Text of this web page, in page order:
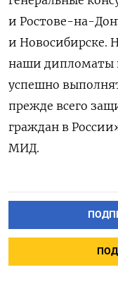
и Ростове-на-
и Новосибирске.
наши дипломаты
успешно
прежде всего
граждан в
МИД.